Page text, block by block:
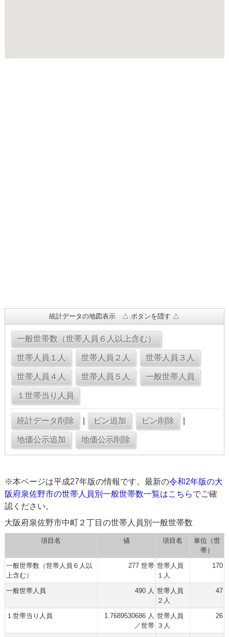
統計データの地図表示 △ ボタンを隠す △
※本ページは平成27年版の情報です。最新の令和2年版の大
阪府泉佐野市の世帯人員別一般世帯数一覧はこちらでご確
認ください。
大阪府泉佐野市中町２丁目の世帯人員別一般世帯数
項目名 値 項目名
単位（世
帯）
一般世帯数（世帯人員６人以
上含む）
277 世帯 世帯人員
１人
170
一般世帯人員 490 人 世帯人員
２人
47
１世帯当り人員
1.7689530686 人
／世帯
世帯人員
３人
26